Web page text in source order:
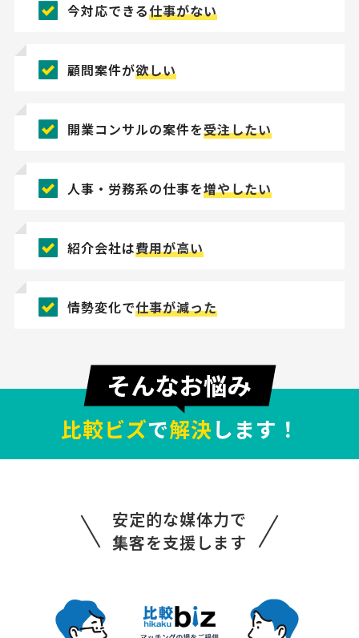
今対応できる仕事がない
顧問案件が欲しい
開業コンサルの案件を受注したい
人事・労務系の仕事を増やしたい
紹介会社は費用が高い
情勢変化で仕事が減った
比較ビズで解決します！
安定的な媒体力で
集客を支援します
【申請可能な補助金や助成金の相談】補助金
コンサルタントの相談
経営コンサルタント > 補助金コンサルタント
[御社の業種] サービス業 [会社規模] 1名〜5名 [年商] 500万以下 [事業
計画書の有無] 有り [申請予定の金額] 100万以下 [相談内容] 創業1年に
なります。 編集プロダクションの会社で、妊活や不妊治療に関する情